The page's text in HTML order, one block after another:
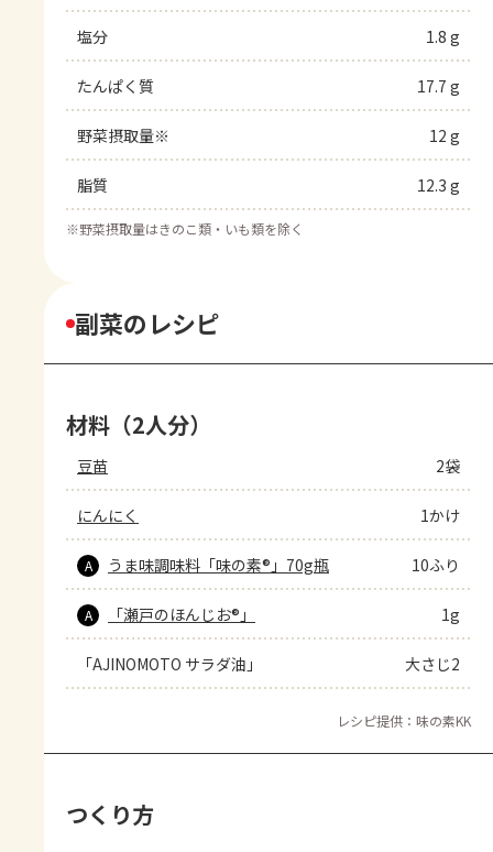
塩分 1.8 g
たんぱく質 17.7 g
野菜摂取量※ 12 g
脂質 12.3 g
※野菜摂取量はきのこ類・いも類を除く
副菜のレシピ
材料（2人分）
豆苗 2袋
にんにく 1かけ
A うま味調味料「味の素®」70g瓶 10ふり
A 「瀬戸のほんじお®」 1g
「AJINOMOTO サラダ油」 大さじ2
レシピ提供：味の素KK
つくり方